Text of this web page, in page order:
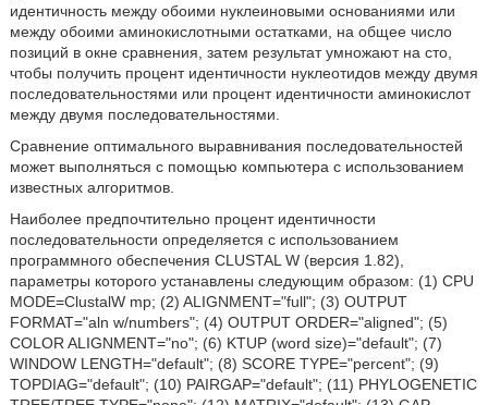
идентичность между обоими нуклеиновыми основаниями или
между обоими аминокислотными остатками, на общее число
позиций в окне сравнения, затем результат умножают на сто,
чтобы получить процент идентичности нуклеотидов между двумя
последовательностями или процент идентичности аминокислот
между двумя последовательностями.
Сравнение оптимального выравнивания последовательностей
может выполняться с помощью компьютера с использованием
известных алгоритмов.
Наиболее предпочтительно процент идентичности
последовательности определяется с использованием
программного обеспечения CLUSTAL W (версия 1.82),
параметры которого устанавлены следующим образом: (1) CPU
MODE=ClustalW mp; (2) ALIGNMENT="full"; (3) OUTPUT
FORMAT="aln w/numbers"; (4) OUTPUT ORDER="aligned"; (5)
COLOR ALIGNMENT="no"; (6) KTUP (word size)="default"; (7)
WINDOW LENGTH="default"; (8) SCORE TYPE="percent"; (9)
TOPDIAG="default"; (10) PAIRGAP="default"; (11) PHYLOGENETIC